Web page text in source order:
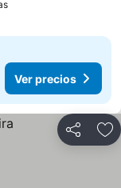
Ver precios
Ver precios
Compartir